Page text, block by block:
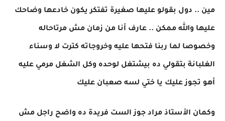
مين .. دول بقولو عليها صغيرة تفتكر يكون خادعها وضاحك
عليها والله ممكن .. عارف أنا من زمان مش مرتاحاله
وخصوصا لما ربنا فتحها عليه وخروجاته كترت لا وسناء
الغلبانة بتقولي ده بيشتغل لوحده وكل الشغل مرمي عليه
أهو تجوز عليك يا ختي لسه صعبان عليك
وكمان الأستاذ مراد جوز الست فريدة ده واضح راجل مش